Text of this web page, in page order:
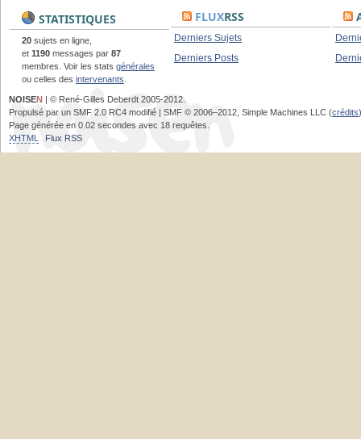
STATISTIQUES
20 sujets en ligne,
et 1190 messages par 87
membres. Voir les stats générales
ou celles des intervenants
FLUXRSS
Derniers Sujets
Derniers Posts
NOISEN | © René-Gilles Deberdt 2005-2012.
Propulsé par un SMF 2.0 RC4 modifié | SMF © 2006–2012, Simple Machines LLC (crédits)
Page générée en 0.02 secondes avec 18 requêtes.
XHTML
Flux RSS